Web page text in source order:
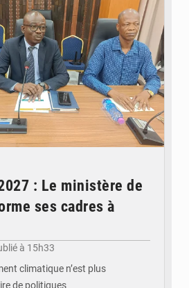
: Le ministère de
ses cadres à
à 15h33
climatique n’est plus
de politiques